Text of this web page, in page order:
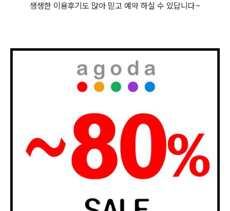
생생한 이용후기도 많아 믿고 예약 하실 수 있답니다~